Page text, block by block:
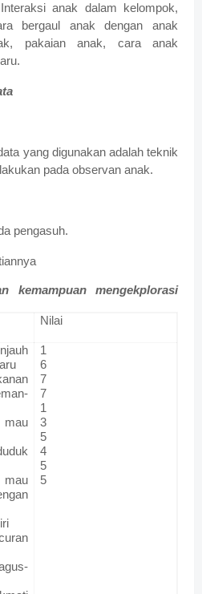
anak dalam kelompok,
bergaul anak dengan anak
pakaian anak, cara anak
yang digunakan adalah teknik
pada observan anak.
pengasuh.
kemampuan mengekplorasi
Nilai
1
6
7
7
1
3
5
4
5
5